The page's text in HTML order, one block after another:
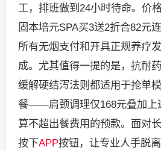
工，排班做到24小时待命。价
固本培元SPA买3送2折合82元
所有无烟支付和开具正规养疗
成。尤其值得一提的是，抗耐
缓解硬结泻法则都适用于抢单
餐——肩颈调理仅168元叠加上
算不超出餐费用的预款。面对
按下APP按钮，让专业人手脱